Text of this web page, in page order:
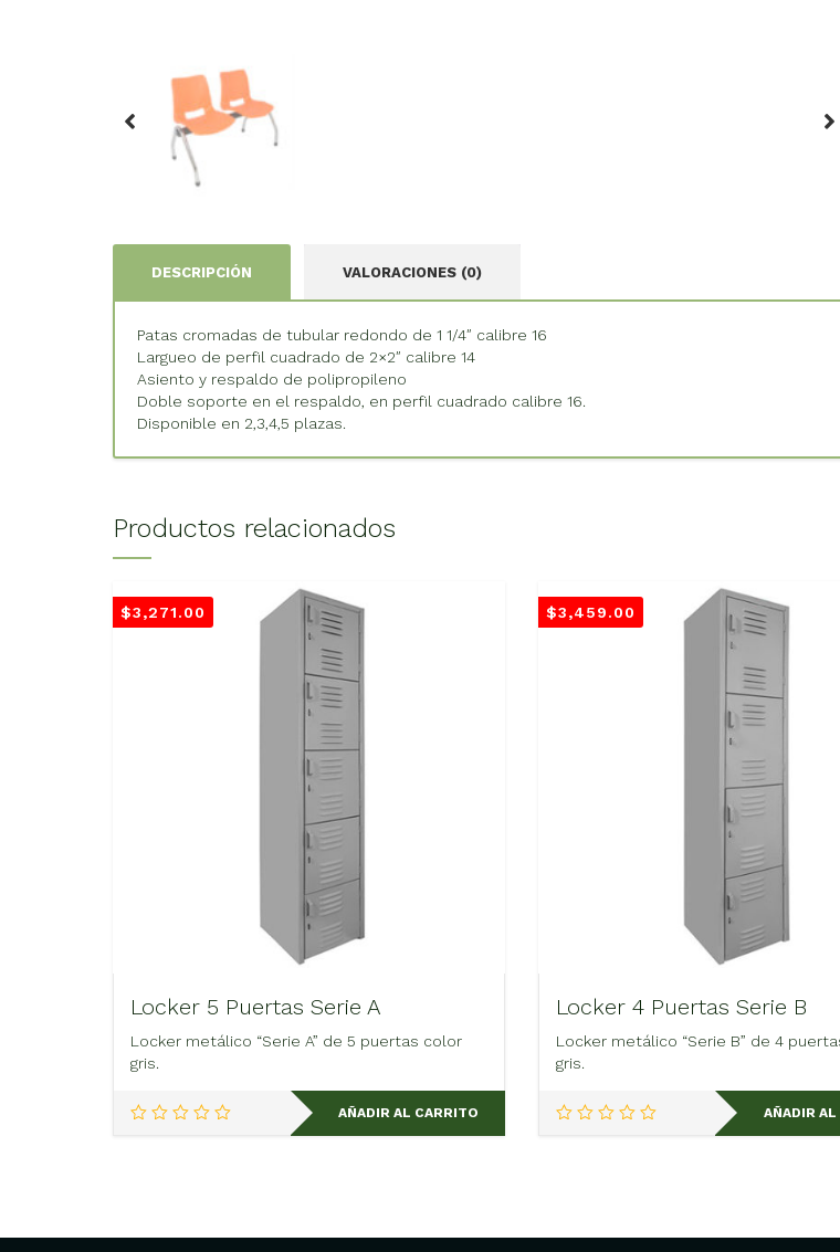
DESCRIPCIÓN VALORACIONES (0)
Patas cromadas de tubular redondo de 1 1/4″ calibre 16
Largueo de perfil cuadrado de 2×2″ calibre 14
Asiento y respaldo de polipropileno
Doble soporte en el respaldo, en perfil cuadrado calibre 16.
Disponible en 2,3,4,5 plazas.
Productos relacionados
$3,271.00
Locker 5 Puertas Serie A
Locker metálico “Serie A” de 5 puertas color
gris.
AÑADIR AL CARRITO
$3,459.00
Locker 4 Puertas Serie B
Locker metálico “Serie B” de 4
gris.
AÑADIR